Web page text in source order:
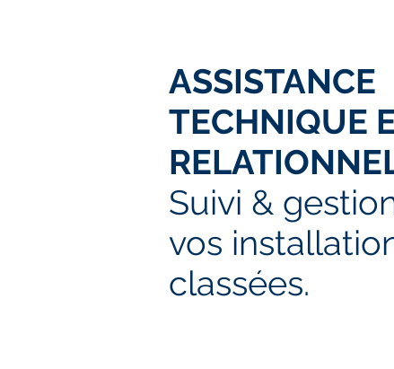
ASSISTANCE
TECHNIQUE
Suivi &
vos
classées.